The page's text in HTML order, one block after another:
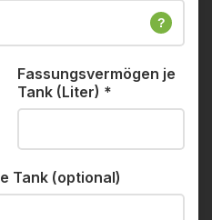
?
Fassungsvermögen je
Tank (Liter) *
Tank (optional)